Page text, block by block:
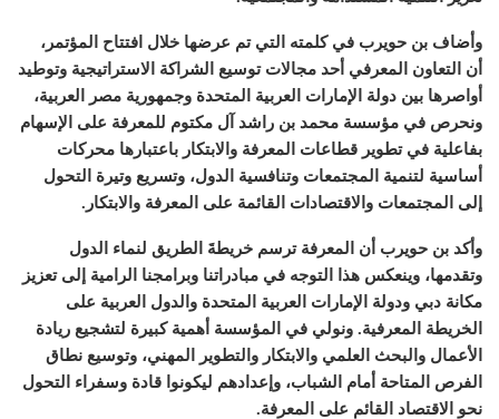
وأضاف بن حويرب في كلمته التي تم عرضها خلال افتتاح المؤتمر،
أن التعاون المعرفي أحد مجالات توسيع الشراكة الاستراتيجية وتوطيد
أواصرها بين دولة الإمارات العربية المتحدة وجمهورية مصر العربية،
ونحرص في مؤسسة محمد بن راشد آل مكتوم للمعرفة على الإسهام
بفاعلية في تطوير قطاعات المعرفة والابتكار باعتبارها محركات
أساسية لتنمية المجتمعات وتنافسية الدول، وتسريع وتيرة التحول
إلى المجتمعات والاقتصادات القائمة على المعرفة والابتكار .
وأكد بن حويرب أن المعرفة ترسم خريطةَ الطريق لنماء الدول
وتقدمها، وينعكس هذا التوجه في مبادراتنا وبرامجنا الرامية إلى تعزيز
مكانة دبي ودولة الإمارات العربية المتحدة والدول العربية على
الخريطة المعرفية. ونولي في المؤسسة أهمية كبيرة لتشجيع ريادة
الأعمال والبحث العلمي والابتكار والتطوير المهني، وتوسيع نطاق
الفرص المتاحة أمام الشباب، وإعدادهم ليكونوا قادة وسفراء التحول
نحو الاقتصاد القائم على المعرفة.